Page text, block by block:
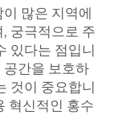
많은 지역에
궁극적으로 주
있다는 점입니
공간을 보호하
것이 중요합니
혁신적인 홍수